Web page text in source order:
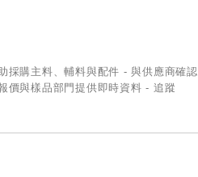
採購主料、輔料與配件 - 與供應商確認
價與樣品部門提供即時資料 - 追蹤